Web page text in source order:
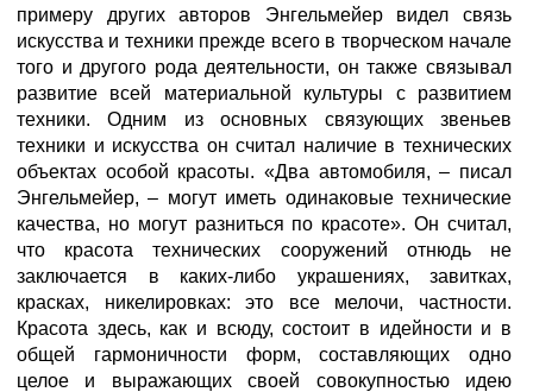
примеру других авторов Энгельмейер видел связь
искусства и техники прежде всего в творческом начале
того и другого рода деятельности, он также связывал
развитие всей материальной культуры с развитием
техники. Одним из основных связующих звеньев
техники и искусства он считал наличие в технических
объектах особой красоты. «Два автомобиля, – писал
Энгельмейер, – могут иметь одинаковые технические
качества, но могут разниться по красоте». Он считал,
что красота технических сооружений отнюдь не
заключается в каких-либо украшениях, завитках,
красках, никелировках: это все мелочи, частности.
Красота здесь, как и всюду, состоит в идейности и в
общей гармоничности форм, составляющих одно
целое и выражающих своей совокупностью идею